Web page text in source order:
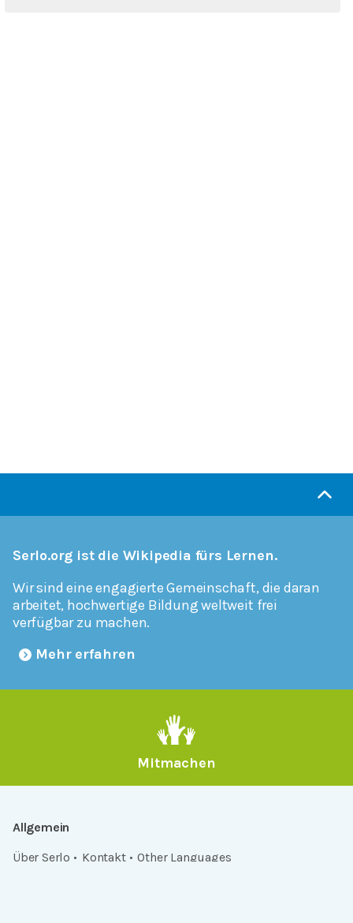
Serlo.org ist die Wikipedia fürs Lernen.
Wir sind eine engagierte Gemeinschaft, die daran
arbeitet, hochwertige Bildung weltweit frei
verfügbar zu machen.
Mehr erfahren
Mitmachen
Allgemein
Über Serlo
Kontakt Other Languages